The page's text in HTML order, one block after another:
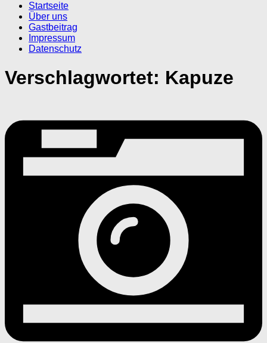
Startseite
Über uns
Gastbeitrag
Impressum
Datenschutz
Verschlagwortet: Kapuze